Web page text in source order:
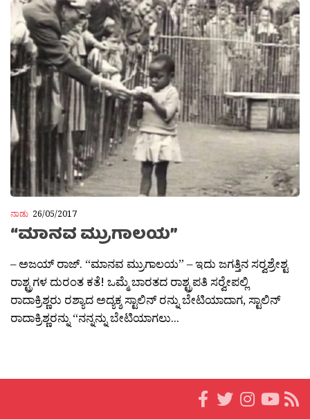
ನಾಡು 26/05/2017
“ಮಾನವ ಮ್ರುಗಾಲಯ”
– ಅಜಯ್ ರಾಜ್. “ಮಾನವ ಮ್ರುಗಾಲಯ” – ಇದು ಜಗತ್ತಿನ ಸರ‍್ವಶ್ರೇಶ್ಟ
ರಾಶ್ಟ್ರಗಳ ದುರಂತ ಕತೆ! ಒಮ್ಮೆ ಬಾರತದ ರಾಶ್ಟ್ರಪತಿ ಸರ‍್ವೇಪಲ್ಲಿ
ರಾದಾಕ್ರಿಶ್ಣರು ರಶ್ಯಾದ ಅದ್ಯಕ್ಶ ಸ್ಟಾಲಿನ್ ರನ್ನು ಬೇಟಿಯಾದಾಗ, ಸ್ಟಾಲಿನ್
ರಾದಾಕ್ರಿಶ್ಣರನ್ನು “ನನ್ನನ್ನು ಬೇಟಿಯಾಗಲು...